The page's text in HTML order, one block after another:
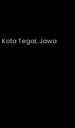
Kota Tegal, Jawa